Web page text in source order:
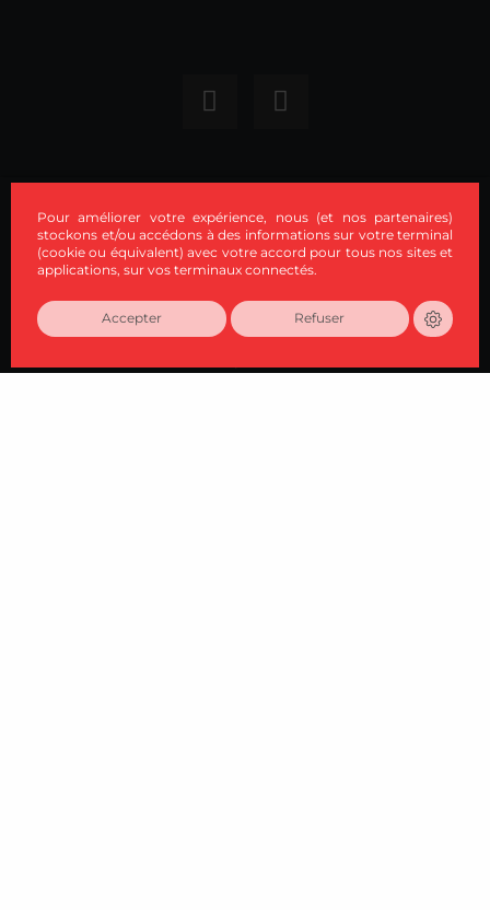
Pour améliorer votre expérience, nous (et nos partenaires)
stockons et/ou accédons à des informations sur votre terminal
(cookie ou équivalent) avec votre accord pour tous nos sites et
applications, sur vos terminaux connectés.
Accepter Refuser
Bureautique
Informatique
Mobilier de bureau
Fournitures de bureau et consommables